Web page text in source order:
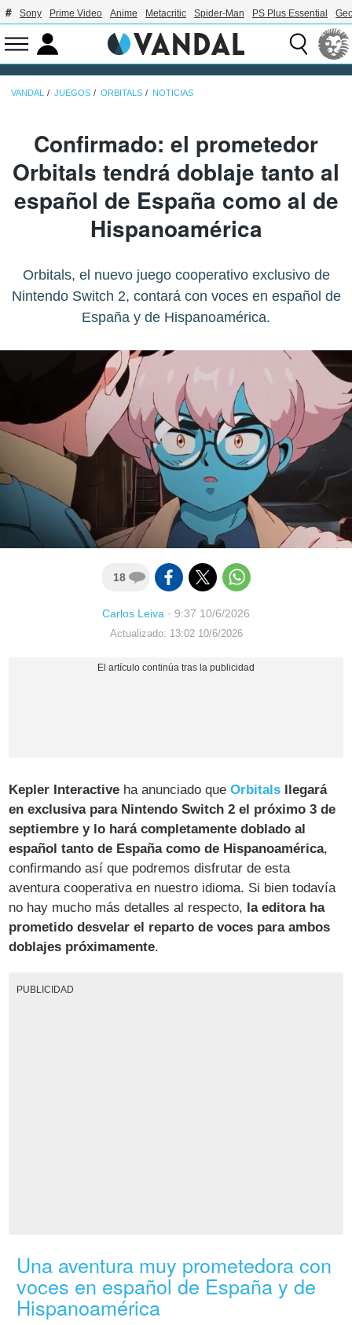
Sony Prime Video Anime Metacritic Spider-Man PS Plus Essential
VANDAL JUEGOS ORBITALS NOTICIAS
Confirmado: el prometedor
Orbitals tendrá doblaje tanto al
español de España como al de
Hispanoamérica
Orbitals, el nuevo juego cooperativo exclusivo de
Nintendo Switch 2, contará con voces en español de
España y de Hispanoamérica.
18
Carlos Leiva · 9:37 10/6/2026
Actualizado: 13:02 10/6/2026
Kepler Interactive ha anunciado queOrbitals llegará
en exclusiva para Nintendo Switch 2 el próximo 3 de
septiembre y lo hará completamente doblado al
español tanto de España como de Hispanoamérica,
confirmando así que podremos disfrutar de esta
aventura cooperativa en nuestro idioma. Si bien todavía
no hay mucho más detalles al respecto, la editora ha
prometido desvelar el reparto de voces para ambos
doblajes próximamente.
PUBLICIDAD
Una aventura muy prometedora con
voces en español de España y de
Hispanoamérica